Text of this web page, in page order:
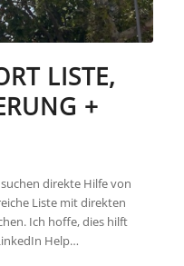
LISTE,
+
direkte Hilfe von
Liste mit direkten
Ich hoffe, dies hilft
Help…